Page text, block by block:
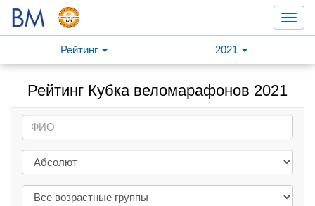
Рейтинг
2021
Рейтинг Кубка веломарафонов 2021